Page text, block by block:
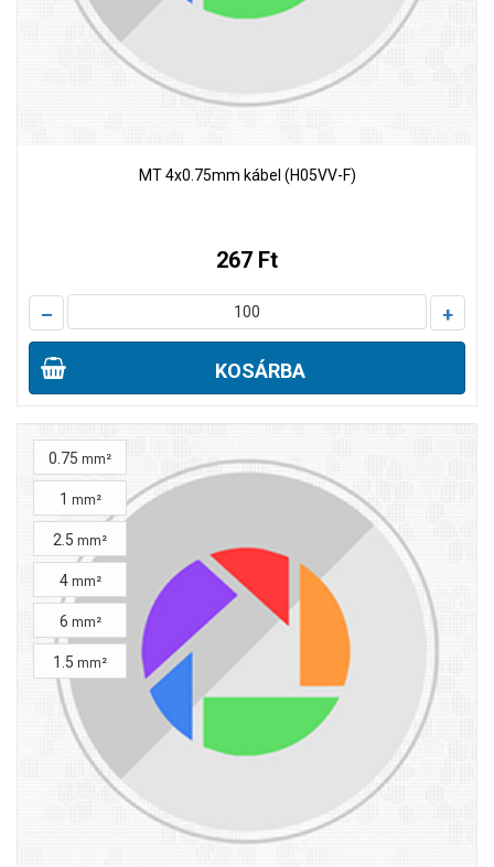
MT 4x0.75mm kábel (H05VV-F)
267 Ft
– +
KOSÁRBA
0.75 mm²
1 mm²
2.5 mm²
4 mm²
6 mm²
1.5 mm²